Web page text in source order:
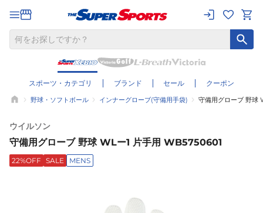
スポーツ・カテゴリ ブランド セール クーポン
野球・ソフトボール インナーグローブ(守備用手袋) 守備用グローブ 野球
ウイルソン
守備用グローブ 野球 WLー1 片手用 WB5750601
22%OFF SALE MENS